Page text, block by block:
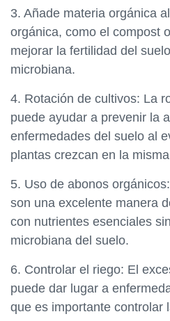
3. Añade materia orgánica
orgánica, como el compost
mejorar la fertilidad del
microbiana.
4. Rotación de cultivos: La
puede ayudar a prevenir la
enfermedades del suelo al
plantas crezcan en la
5. Uso de abonos
son una excelente manera
con nutrientes esenciales
microbiana del suelo.
6. Controlar el riego: El
puede dar lugar a
que es importante controlar